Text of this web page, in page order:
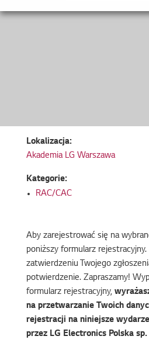
Lokalizacja:
Akademia LG Warszawa
Kategorie:
RAC/CAC
Aby zarejestrować się na
poniższy formularz rejestracyjny.
zatwierdzeniu Twojego
potwierdzenie. Zapraszamy!
formularz rejestracyjny,
na przetwarzanie Twoich
rejestracji na niniejsze
przez LG Electronics Polska sp.